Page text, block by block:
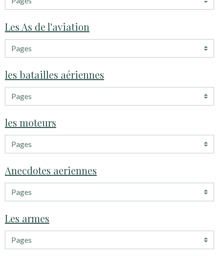
Les As de l'aviation
les batailles aériennes
les moteurs
Anecdotes aeriennes
Les armes